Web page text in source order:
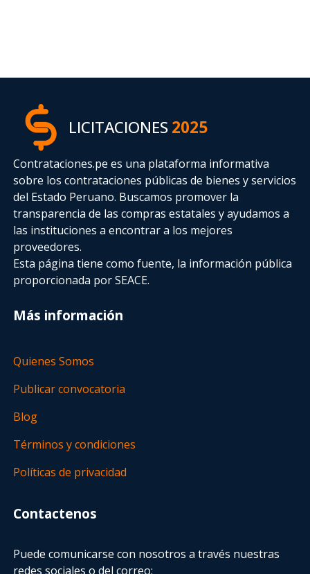
LICITACIONES2025
Contrataciones.pe es una plataforma informativa
sobre los contrataciones públicas de bienes y servicios
del Estado Peruano. Buscamos promover la
transparencia de las compras estatalesy ayudamos a
las instituciones a encontrar a los mejores
proveedores.
Esta página tiene como fuente, la información pública
proporcionada por SEACE.
Más información
Quienes Somos
Publicar convocatoria
Blog
Términos y condiciones
Políticas de privacidad
Contactenos
Puede comunicarse con nosotros a través nuestras
redes sociales o del correo: